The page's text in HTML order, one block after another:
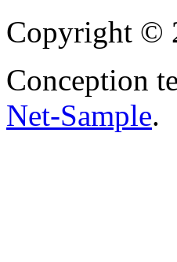
Copyright ©
Conception
Net-Sample.